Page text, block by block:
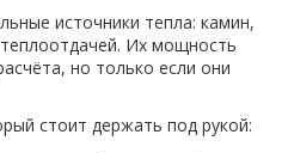
источники тепла: камин,
Их мощность
но только если они
стоит держать под рукой: